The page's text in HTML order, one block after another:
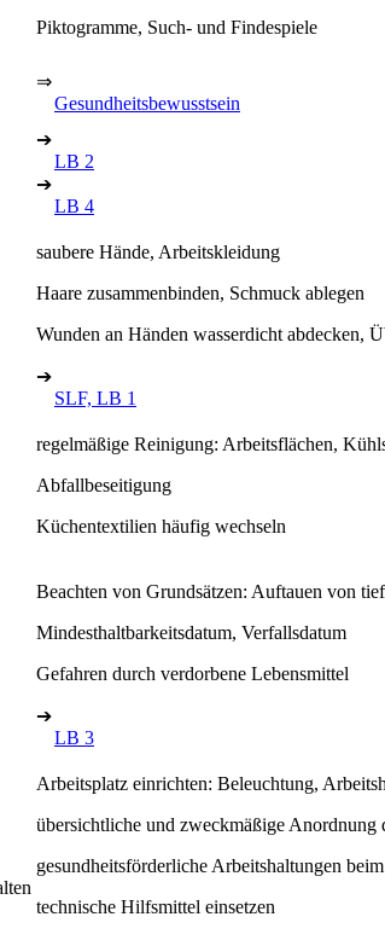
Piktogramme, Such- und Findespiele
⇒
Gesundheitsbewusstsein
➔
LB 2
➔
LB 4
saubere Hände, Arbeitskleidung
Haare zusammenbinden, Schmuck ablegen
Wunden an Händen wasserdicht abdecken,
➔
SLF, LB 1
regelmäßige Reinigung: Arbeitsflächen,
Abfallbeseitigung
Küchentextilien häufig wechseln
Beachten von Grundsätzen: Auftauen von
Mindesthaltbarkeitsdatum, Verfallsdatum
Gefahren durch verdorbene Lebensmittel
➔
LB 3
Arbeitsplatz einrichten: Beleuchtung,
übersichtliche und zweckmäßige
gesundheitsförderliche Arbeitshaltungen
technische Hilfsmittel einsetzen